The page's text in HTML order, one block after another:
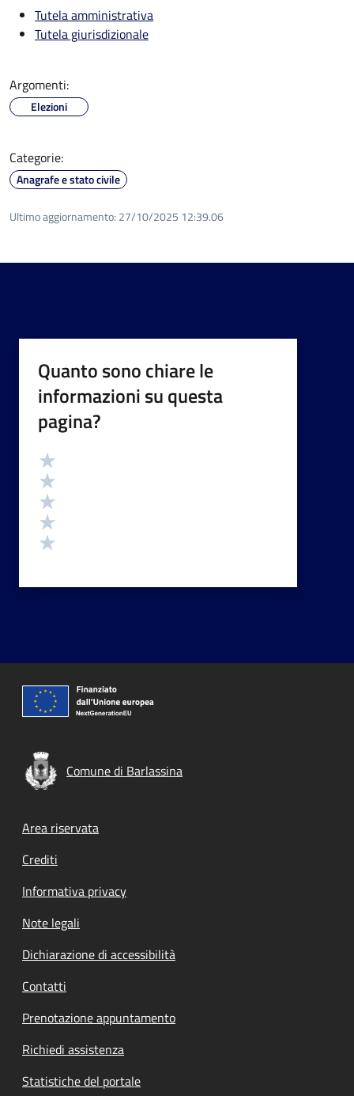
Tutela amministrativa
Tutela giurisdizionale
Argomenti:
Elezioni
Categorie:
Anagrafe e stato civile
Ultimo aggiornamento: 27/10/2025 12:39.06
Quanto sono chiare le
informazioni su questa
pagina?
Valutazione
Comune di Barlassina
Footer menu
Area riservata
Crediti
Informativa privacy
Note legali
Dichiarazione di accessibilità
Contatti
Prenotazione appuntamento
Richiedi assistenza
Statistiche del portale